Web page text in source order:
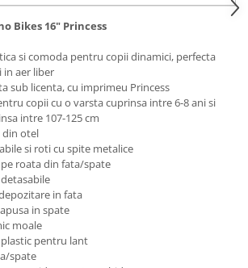
Bikes 16" Princess
si comoda pentru copii dinamici, perfecta
aer liber
sub licenta, cu imprimeu Princess
copii cu o varsta cuprinsa intre 6-8 ani si
intre 107-125 cm
din otel
si roti cu spite metalice
roata din fata/spate
in fata
in spate
moale
pentru lant
spate